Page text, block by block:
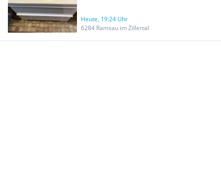
Heute, 19:24 Uhr
6284 Ramsau im Zillertal